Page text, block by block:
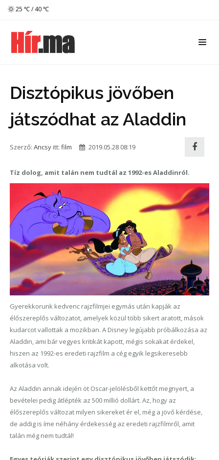
25 ℃ / 40 ℃
Disztópikus jövőben
játszódhat az Aladdin
Szerző: Ancsy itt: film 2019.05.28 08:19
Tíz dolog, amit talán nem tudtál az 1992-es Aladdinról.
Gyerekkorunk kedvenc rajzfilmjei egymás után kapják az
élőszereplős változatot, amelyek közül több sikert aratott, mások
kudarcot vallottak a mozikban. A Disney legújabb próbálkozása az
Aladdin, ami bár vegyes kritikát kapott, mégis sokakat érdekel,
hiszen az 1992-es eredeti rajzfilm a cég egyik legsikeresebb
alkotása volt.
Az Aladdin annak idején öt Oscar-jelölésből kettőt megnyert, a
bevételei pedig átlépték az 500 millió dollárt. Az, hogy az
élőszereplős változat milyen sikereket ér el, még a jövő kérdése,
de addig is íme néhány érdekesség az eredeti rajzfilmről, amit
talán még nem tudtál!